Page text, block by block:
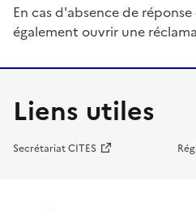
En cas d'absence de
également ouvrir une
Liens utiles
Secrétariat CITES